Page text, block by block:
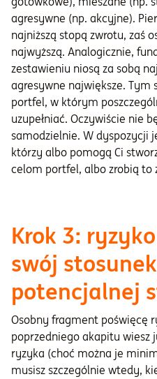
agresywne (np. akcyjne).
najniższą stopą zwrotu, zaś
najwyższą. Analogicznie,
zestawieniu niosą za sobą
agresywne największe. Tym
portfel, w którym
uzupełniać. Oczywiście nie
samodzielnie. W dyspozycji
którzy albo pomogą Ci
celom portfel, albo zrobią to
Krok 3:
swój
potencjalnej
Osobny fragment poświęcę
poprzedniego akapitu wiesz
ryzyka (choć można je
musisz szczególnie wtedy,